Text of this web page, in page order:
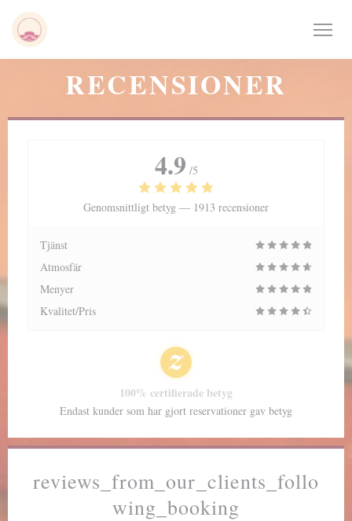
RECENSIONER
reviews_from_our_clients_follo
wing_booking
4.9 /5
Genomsnittligt betyg — 1913 recensioner
Tjänst
Atmosfär
Menyer
Kvalitet/Pris
100% certifierade betyg
Endast kunder som har gjort reservationer gav betyg